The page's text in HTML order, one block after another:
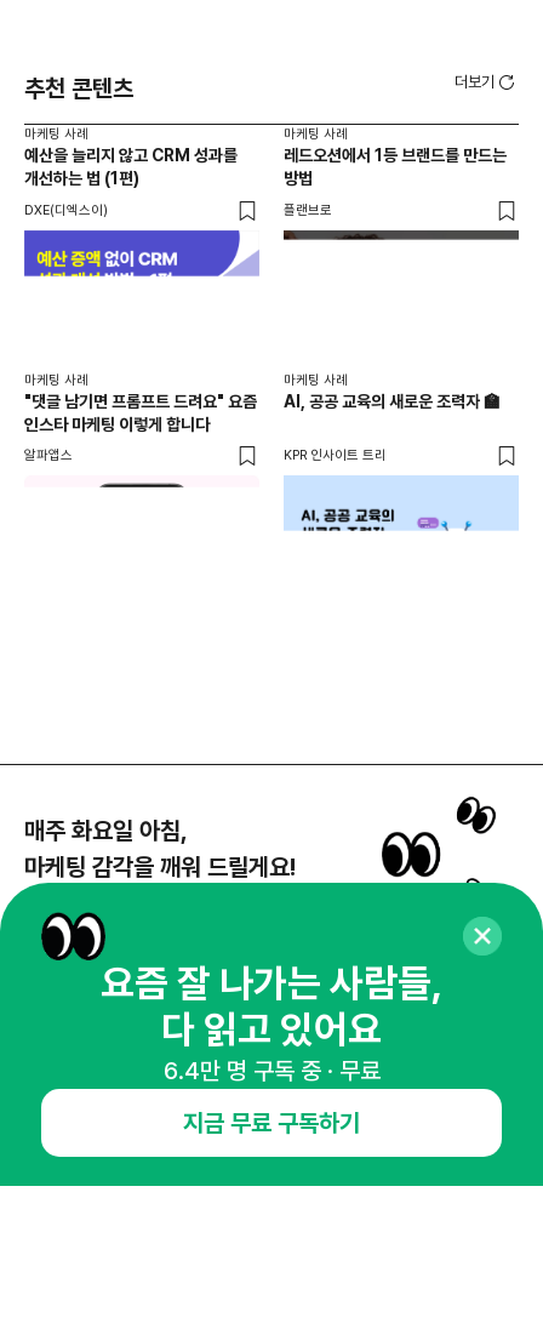
추천 콘텐츠 더보기
마케팅 사례
예산을 늘리지 않고 CRM 성과를
개선하는 법 (1편)
DXE(디엑스이)
마케팅 사례
레드오션에서 1등 브랜드를 만드는
방법
플랜브로
마케팅 사례
"댓글 남기면 프롬프트 드려요" 요즘
인스타 마케팅 이렇게 합니다
알파앱스
마케팅 사례
AI, 공공 교육의 새로운 조력자 🏫
KPR 인사이트 트리
매주 화요일 아침,
마케팅 감각을 깨워 드릴게요!
65,043명의 마케터를 성장시키는 뉴스레터
뉴스레터 구독하기
공지사항 제휴문의
인사이터 신청
요즘 잘 나가는 사람들,
다 읽고 있어요
6.4만 명 구독 중 · 무료
지금 무료 구독하기